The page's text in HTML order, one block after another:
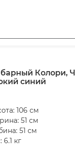
барный Колори,
синий
106 см
51 см
51 см
6.1 кг